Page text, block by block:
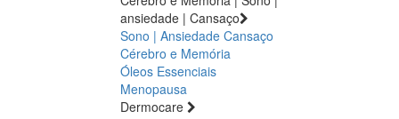
ansiedade | Cansaço
Sono | Ansiedade Cansaço
Cérebro e Memória
Óleos Essenciais
Menopausa
Dermocare